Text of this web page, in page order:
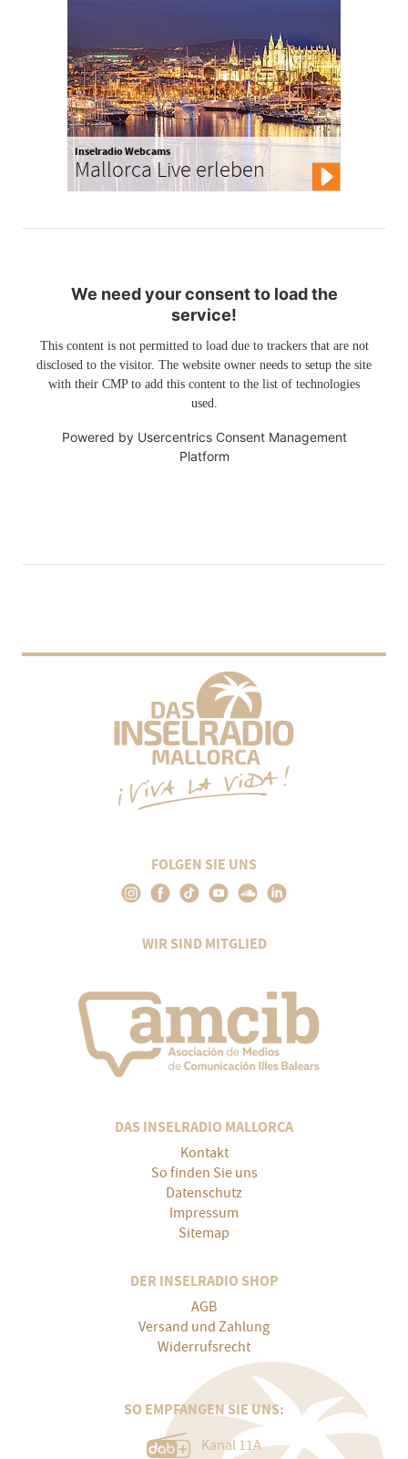
Inselradio Webcams
Mallorca Live erleben
We need your consent to load the
service!
This content is not permitted to load due to trackers that are not
disclosed to the visitor. The website owner needs to setup the site
with their CMP to add this content to the list of technologies
used.
Powered by Usercentrics Consent Management
Platform
FOLGEN SIE UNS
WIR SIND MITGLIED
DAS INSELRADIO MALLORCA
Kontakt
So finden Sie uns
Datenschutz
Impressum
Sitemap
DER INSELRADIO SHOP
AGB
Versand und Zahlung
Widerrufsrecht
SO EMPFANGEN SIE UNS:
Kanal 11A